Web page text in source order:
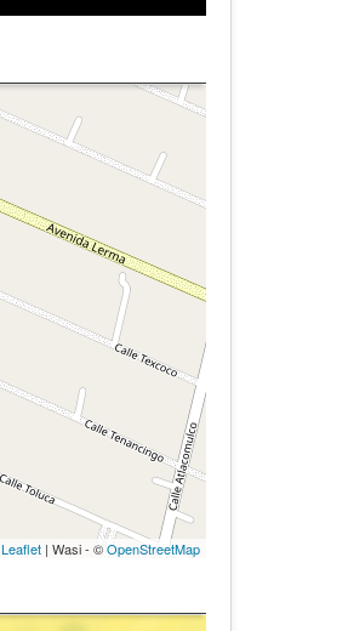
Leaflet| Wasi - ©OpenStreetMap